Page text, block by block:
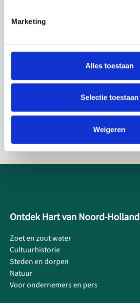
Marketing
Alles toestaan
Selectie toestaan
Weigeren
Ontdek Hart van Noord-Holland
Zoet en zout water
Cultuurhistorie
Steden en dorpen
Natuur
Voor ondernemers en pers